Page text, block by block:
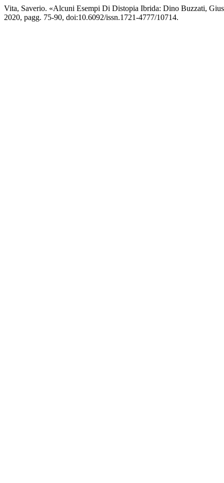
Vita, Saverio. «Alcuni Esempi Di Distopia Ibrida: Dino Buzzati,
2020, pagg. 75-90, doi:10.6092/issn.1721-4777/10714.